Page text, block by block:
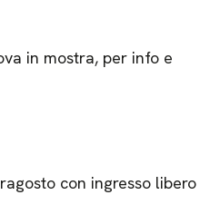
in mostra, per info e
con ingresso libero